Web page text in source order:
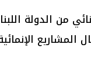
من الدولة